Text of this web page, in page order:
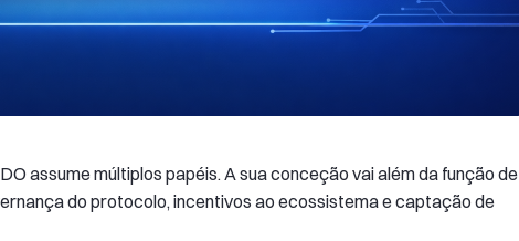
assume múltiplos papéis. A sua conceção vai além da função de
do protocolo, incentivos ao ecossistema e captação de